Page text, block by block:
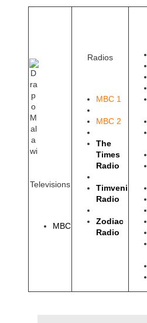
Televisions
MBC
Radios
MBC 1
MBC 2
The
Times
Radio
Timveni
Radio
Zodiac
Radio